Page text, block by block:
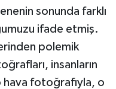
sonunda farklı
ifade etmiş.
polemik
insanların
fotoğrafıyla, o